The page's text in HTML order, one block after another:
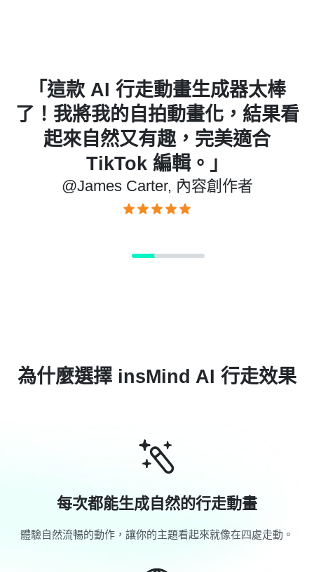
AI 行走動畫生成器太棒
將我的自拍動畫化，結果看
自然又有趣，完美適合
TikTok 編輯。」
Carter, 內容創作者
「我嘗
我的角
意料的
為什麼選擇 insMind AI 行走效果
每次都能生成自然的行走動畫
體驗自然流暢的動作，讓你的主題看起來就像在四處走動。